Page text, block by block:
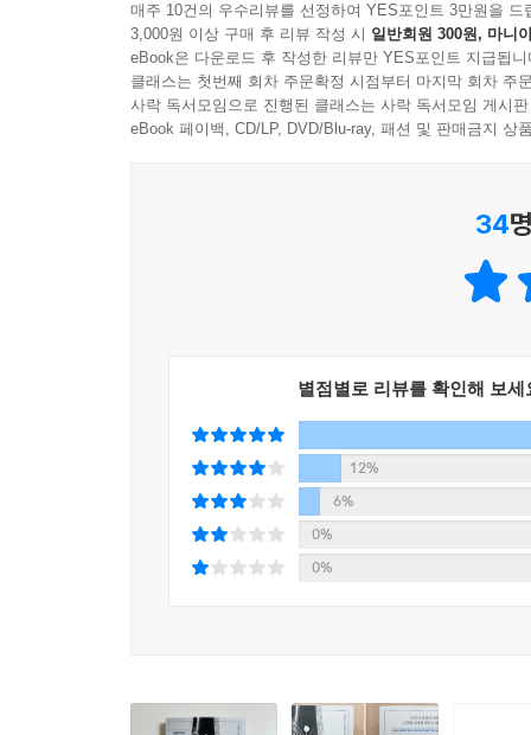
“업무 평가 과정의 가장 큰 결함은 팀장이 거의
이는 갈등을 피하고자 하는 욕구에서 비롯된 것
팀원에게 전혀 도움이 되지 않는다. 당신은 오히
이다. 이런 길을 택한다면, 당신은 절대 팀원의 성
성과 평가 체계를 구축하라’」 중에서
이 목적지에 도달할 일자와 시간에는 합의를 하
것이 어떤 것인지 알고 있다면 그것은 그 사람에
면 선택할 경로와 다를 수 있다는 것을 인정해야
--- 「제36장 ‘일을 잘 맡기는 법’」 중에서
바로 이 책이 팀장으로서 성공하는 여섯 가지 비
▶관리자로서 본인의 유형을 파악하고 ▶성과
프로세스를 명확하고 공정하게 설계하며 ▶자
말이다.
팀장의 모든 고민을 해결해줄 가장 빈틈없고 현실
미국의 한 대기업에서 팀장 승진 대상 직원을 위
혼자만 잘하면 되는 팀원으로 일하는 것과 모
초반에 직면하는 혼란과 스트레스 상황을 이겨
구성과 상세한 예시로 설명한다. 팀원의 야망
팀원의 신뢰를 얻는 감성지능 계발법, 지능적으
사장보다 중요하다’, ‘팀장의 스트레스는 경험이
최소한의 업무만 하는 ‘조용한 사직’의 분위기
매주 10건의 우수리뷰를 선정하여 YES포인트 3만원을 드
3,000원 이상 구매 후 리뷰 작성 시 일반회원 300원, 마니
eBook은 다운로드 후 작성한 리뷰만 YES포인트 지급됩니
클래스는 첫번째 회차 주문확정 시점부터 마지막 회차 주
사락 독서모임으로 진행된 클래스는 사락 독서모임 게시
eBook 페이백, CD/LP, DVD/Blu-ray, 패션 및 판매금지 상
34
별점별로 리뷰를 확인해 보세
12%
6%
0%
0%